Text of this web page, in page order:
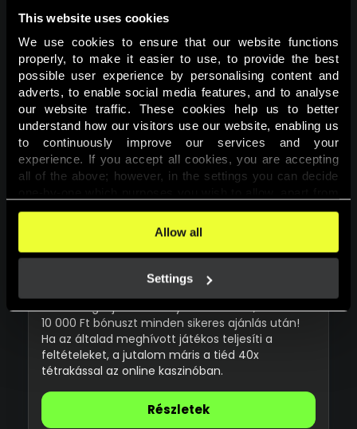
This website uses cookies
We use cookies to ensure that our website functions
properly, to make it easier to use, to provide the best
possible user experience by personalising content and
adverts, to enable social media features, and to analyse
our website traffic. These cookies help us to better
understand how our visitors use our website, enabling us
to continuously improve our services and your
experience. If you accept all cookies, you are accepting
all of the above; however, in the settings you can decide
the cookies that are essential for the website to function.
You can find more information about the cookies used on
Allow all
Settings
2025.12.22 - 2026.12.31
Oszd meg a játékélményt barátaiddal, és szerezz
10 000 Ft bónuszt minden sikeres ajánlás után!
Ha az általad meghívott játékos teljesíti a
feltételeket, a jutalom máris a tiéd 40x
tétrakással az online kaszinóban.
Részletek